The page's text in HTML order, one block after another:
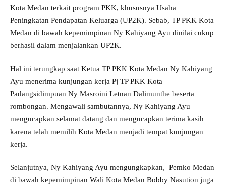
Kota Medan terkait program PKK, khususnya Usaha
Peningkatan Pendapatan Keluarga (UP2K). Sebab, TP PKK Kota
Medan di bawah kepemimpinan Ny Kahiyang Ayu dinilai cukup
berhasil dalam menjalankan UP2K.
Hal ini terungkap saat Ketua TP PKK Kota Medan Ny Kahiyang
Ayu menerima kunjungan kerja Pj TP PKK Kota
Padangsidimpuan Ny Masroini Letnan Dalimunthe beserta
rombongan. Mengawali sambutannya, Ny Kahiyang Ayu
mengucapkan selamat datang dan mengucapkan terima kasih
karena telah memilih Kota Medan menjadi tempat kunjungan
kerja.
Selanjutnya, Ny Kahiyang Ayu mengungkapkan, Pemko Medan
di bawah kepemimpinan Wali Kota Medan Bobby Nasution juga